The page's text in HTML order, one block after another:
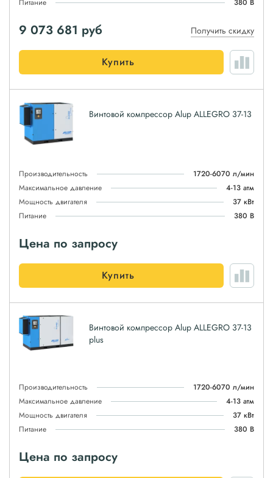
Питание
380 В
9 073 681 руб Получить скидку
Купить
Винтовой компрессор Alup ALLEGRO 37-13
Производительность
1720-6070 л/мин
Максимальное давление
4-13 атм
Мощность двигателя
37 кВт
Питание
380 В
Цена по запросу
Купить
Винтовой компрессор Alup ALLEGRO 37-13
plus
Производительность
1720-6070 л/мин
Максимальное давление
4-13 атм
Мощность двигателя
37 кВт
Питание
380 В
Цена по запросу